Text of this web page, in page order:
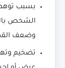
بسبب
الشخص
وضعف
تضخيم